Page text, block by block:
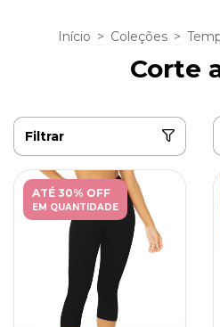
Início > Coleções >
Corte
Filtrar
ATÉ 30% OFF
EM QUANTIDADE